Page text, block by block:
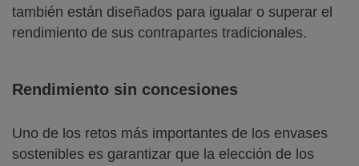
también están diseñados para igualar o superar el
rendimiento de sus contrapartes tradicionales.
Rendimiento sin concesiones
Uno de los retos más importantes de los envases
sostenibles es garantizar que la elección de los